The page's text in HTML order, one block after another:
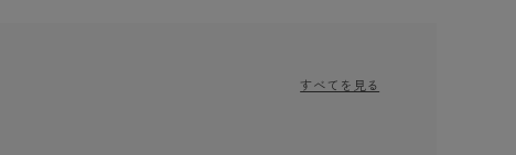
すべてを見る